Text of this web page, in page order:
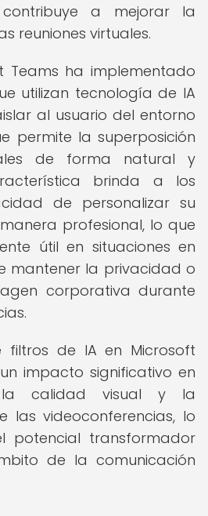
a mejorar la
reuniones virtuales.
Teams ha implementado
utilizan tecnología de IA
al usuario del entorno
permite la superposición
de forma natural y
brinda a los
de personalizar su
profesional, lo que
útil en situaciones en
mantener la privacidad o
corporativa durante
filtros de IA en Microsoft
impacto significativo en
calidad visual y la
las videoconferencias, lo
potencial transformador
de la comunicación